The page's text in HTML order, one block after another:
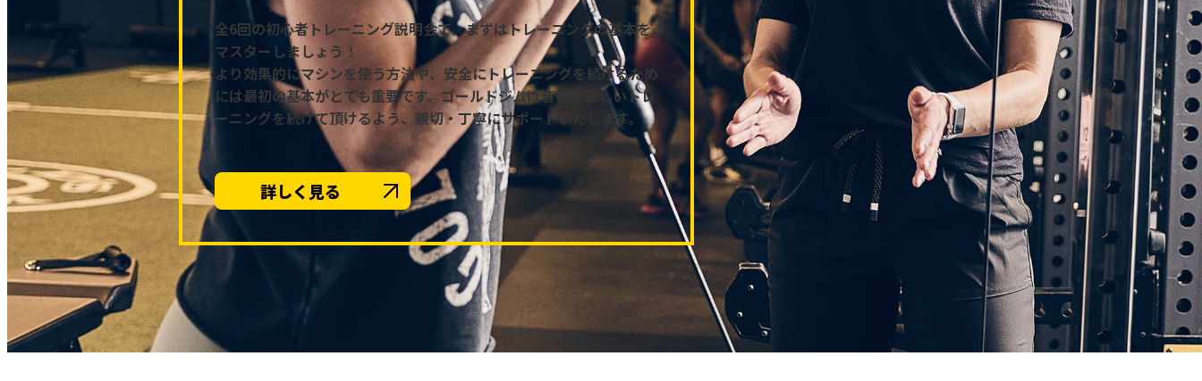
全6回の初心者トレーニング説明会で、まずはトレーニングの基本を
マスターしましょう！
より効果的にマシンを使う方法や、安全にトレーニングを続けるため
には最初の基本がとても重要です。ゴールドジムは皆様が正しいトレ
ーニングを続けて頂けるよう、親切・丁寧にサポートいたします。
詳しく見る